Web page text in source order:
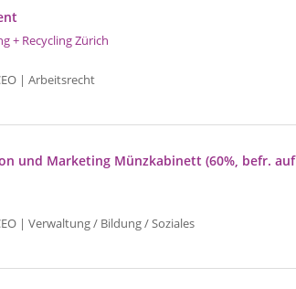
+ Recycling Zürich
| Arbeitsrecht
und Marketing Münzkabinett (60%, befr. auf
| Verwaltung / Bildung / Soziales